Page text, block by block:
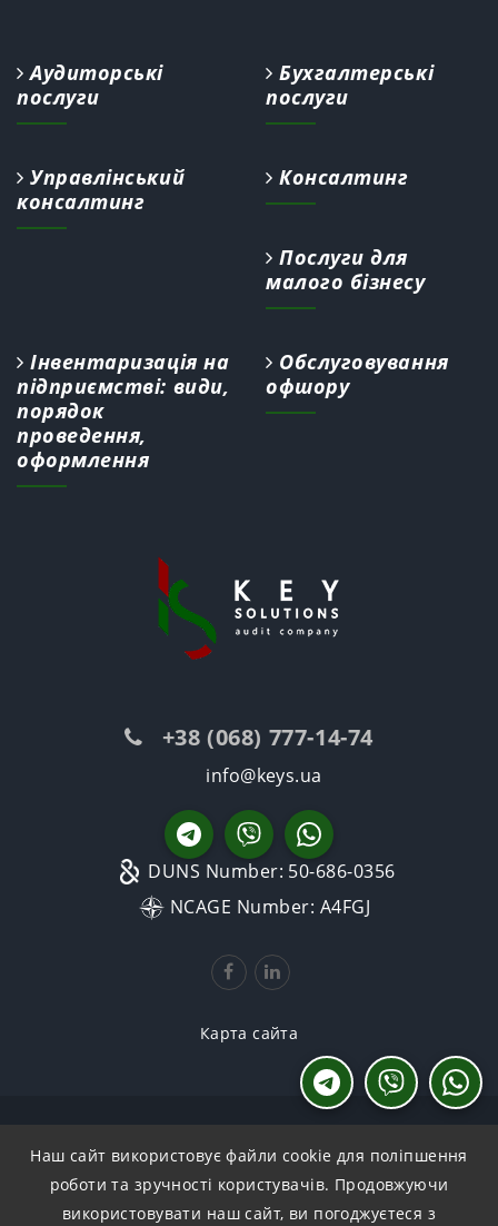
Наш сайт використовує файли cookie для поліпшення
роботи та зручності користувачів. Продовжуючи
використовувати наш сайт, ви погоджуєтеся з
Аудиторські
послуги
Бухгалтерські
послуги
Управлінський
консалтинг
Консалтинг
Послуги для
малого бізнесу
Інвентаризація на
підприємстві: види,
порядок
проведення,
оформлення
Обслуговування
офшору
+38 (068) 777-14-74
info@keys.ua
DUNS Number: 50-686-0356
NCAGE Number: A4FGJ
Карта сайта
ЧАСТИНА ВЕЛИКОЇ РОДИНИ
"INNOVA